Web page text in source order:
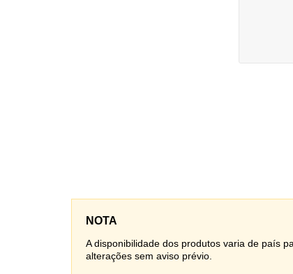
NOTA
A disponibilidade dos produtos varia de país
alterações sem aviso prévio.